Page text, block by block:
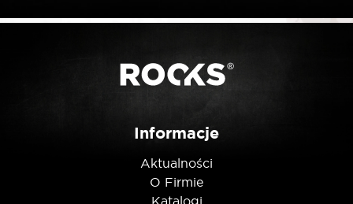
Nie jestem robotemInformacje
Aktualności
O Firmie
Katalogi